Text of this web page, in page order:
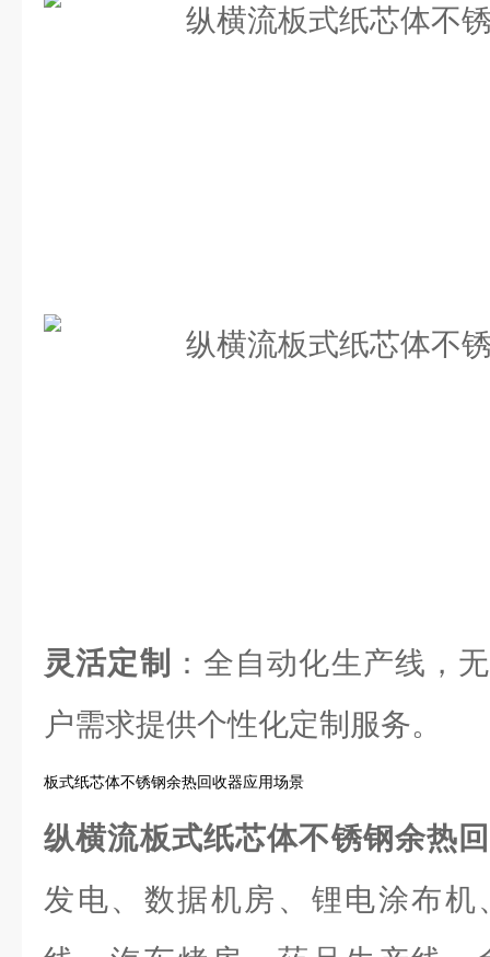
灵活定制
：全自动化生产线，
户需求提供个性化定制服务。
板式纸芯体不锈钢余热回收器应用场景
纵横流板式纸芯体不锈钢余热
发电、数据机房、锂电涂布